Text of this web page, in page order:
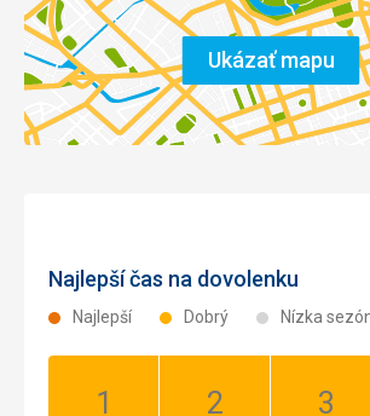
Ukázať mapu
Najlepší čas na dovolenku
Najlepší Dobrý Nízka